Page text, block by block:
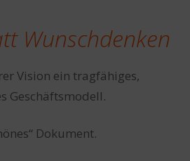
Wunschdenken
Vision ein tragfähiges,
Geschäftsmodell.
Dokument.